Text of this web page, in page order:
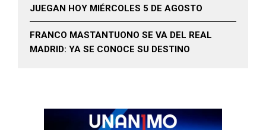
JUEGAN HOY MIÉRCOLES 5 DE AGOSTO
FRANCO MASTANTUONO SE VA DEL REAL
MADRID: YA SE CONOCE SU DESTINO